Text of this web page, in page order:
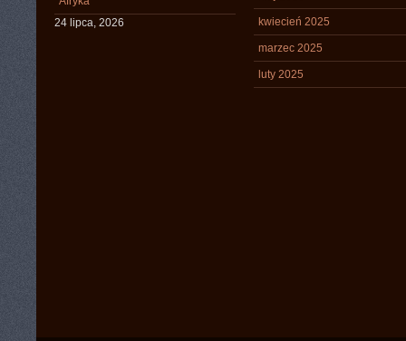
24 lipca, 2026
kwiecień 2025
marzec 2025
luty 2025